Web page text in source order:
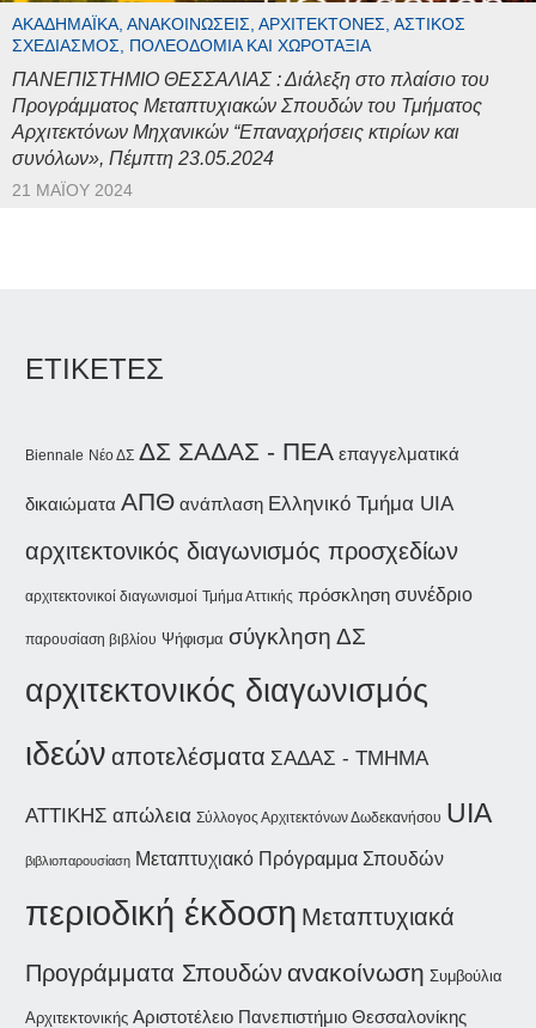
ΑΚΑΔΗΜΑΪΚΆ, ΑΝΑΚΟΙΝΏΣΕΙΣ, ΑΡΧΙΤΈΚΤΟΝΕΣ, ΑΣΤΙΚΌΣ
ΣΧΕΔΙΑΣΜΌΣ, ΠΟΛΕΟΔΟΜΊΑ ΚΑΙ ΧΩΡΟΤΑΞΊΑ
ΠΑΝΕΠΙΣΤΗΜΙΟ ΘΕΣΣΑΛΙΑΣ : Διάλεξη στο πλαίσιο του
Προγράμματος Μεταπτυχιακών Σπουδών του Τμήματος
Αρχιτεκτόνων Μηχανικών “Επαναχρήσεις κτιρίων και
συνόλων», Πέμπτη 23.05.2024
21 ΜΑΪ́ΟΥ 2024
ΕΤΙΚΕΤΕΣ
Biennale Νέο ΔΣ ΔΣ ΣΑΔΑΣ - ΠΕΑ επαγγελματικά
δικαιώματα ΑΠΘ ανάπλαση Ελληνικό Τμήμα UIA
αρχιτεκτονικός διαγωνισμός προσχεδίων
αρχιτεκτονικοί διαγωνισμοί Τμήμα Αττικής πρόσκληση συνέδριο
παρουσίαση βιβλίου Ψήφισμα σύγκληση ΔΣ
αρχιτεκτονικός διαγωνισμός
ιδεών αποτελέσματα ΣΑΔΑΣ - ΤΜΗΜΑ
ΑΤΤΙΚΗΣ απώλεια Σύλλογος Αρχιτεκτόνων Δωδεκανήσου UIA
βιβλιοπαρουσίαση Μεταπτυχιακό Πρόγραμμα Σπουδών
περιοδική έκδοση Μεταπτυχιακά
Προγράμματα Σπουδών ανακοίνωση Συμβούλια
Αρχιτεκτονικής Αριστοτέλειο Πανεπιστήμιο Θεσσαλονίκης